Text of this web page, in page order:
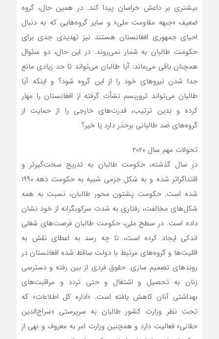
بیشتری بر داعش خراسان پیدا کند. در همین حال، گروه
ضعیف «جبهه مقاومت ملی» و سایر گروه‌هایی که به دنبال
احیای جمهوری افغانستان هستند نیز تهدیدی جدی برای
حکومت طالبان به شمار نمی‌روند. در این حال، دو سئوال
همچنان باقی می‌ماند: آیا طالبان می‌تواند تا حد زیادی مانع
جدا شدن نیروهای خود را از این گروه شود؟ و اینکه آیا
طالبان می‌تواند تروریسم نشأت گرفته از افغانستان را مهار
کرده و بدین ترتیب، قدرت‌های خارجی را از حمایت از
گروه‌های ضد طالبانی برحذر دارد یا خیر؟
تحولات مهم سال ۲۰۲۰
در سال گذشته، حکومت طالبان به تدریج سخت‌گیرتر و
اقتداگراتر شده و به شکل جزمی شبیه به حکومت دهه ۱۹۹۰
شده است. حکومت پشتون محور طالبان، نسبت به همه
شکل‌های مخالفت، رفتاری به شدت سرکوبگرانه از خود نشان
داده است. در سطح ملی، حکومت طالبان فرصت‌های شغلی
اندکی ایجاد کرده است، تا چه رسد به اعطای نقش به
اقلیت‌ها و گروه‌های مرتبط با دولت ساقط شده افغانستان در
روندهای تصمیم سازی. حقوق فردی از بین رفته و دسترسی
زنان به تحصیل و اشتغال و حتی تردد و مراقبت‌های
بهداشتی آنان کاهش یافته است. «اداره کل اطلاعات» که
تحت نظر وزارت کشور طالبان به سرپرستی «سراج‌الدین
حقانی» فعالیت دارد و همچنین وزارت امر به معروف و نهی از